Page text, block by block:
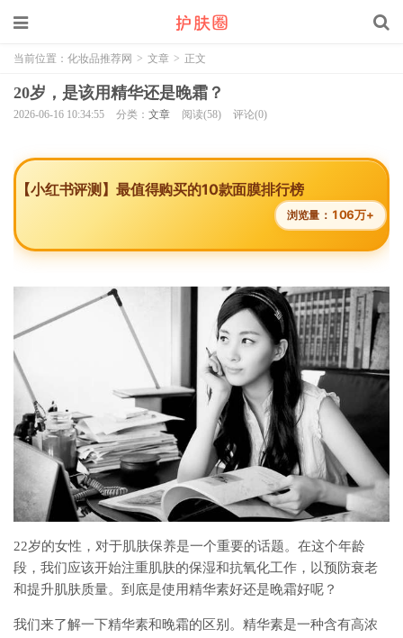
当前位置： 化妆品推荐网 > 文章 > 正文
20岁，是该用精华还是晚霜？
2026-06-16 10:34:55 分类： 文章 阅读(58) 评论(0)
【小红书评测】最值得购买的10款面膜排行榜
浏览量： 106万+
22岁的女性，对于肌肤保养是一个重要的话题。在这个年龄
段，我们应该开始注重肌肤的保湿和抗氧化工作，以预防衰老
和提升肌肤质量。到底是使用精华素好还是晚霜好呢？
我们来了解一下精华素和晚霜的区别。精华素是一种含有高浓